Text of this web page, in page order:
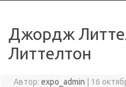
Джордж
Литтелтон
Автор: expo_admin 16